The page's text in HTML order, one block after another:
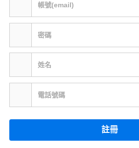
帳號(email)
密碼
姓名
電話號碼
註冊